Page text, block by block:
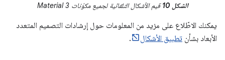
الشكل 10 قيم الأشكال التلقائية لجميع مكوّنات Material 3
يمكنك الاطّلاع على مزيد من المعلومات حول إرشادات التصميم المتعدد
الأبعاد بشأن تطبيق الأشكال .